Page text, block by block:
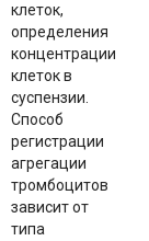
клеток,
определения
концентрации
клеток в
суспензии.
Способ
регистрации
агрегации
тромбоцитов
зависит от
типа